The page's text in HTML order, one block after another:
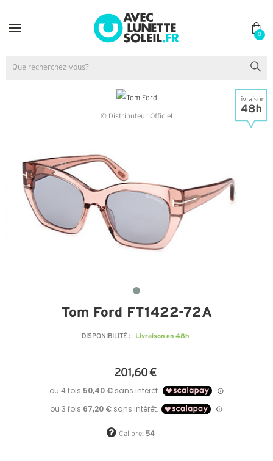
0
© Distributeur Officiel
Tom Ford FT1422-72A
DISPONIBILITÉ : Livraison en 48h
201,60 €
Calibre: 54